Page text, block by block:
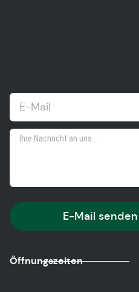
E-Mail senden
Öffnungszeiten